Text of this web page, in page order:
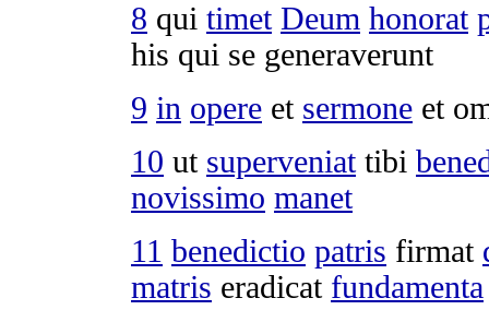
8 qui timet Deum honorat
his qui se generaverunt
9 in opere et sermone et
10 ut superveniattibi
novissimo manet
11 benedictio patris firmat
matris eradicat fundamenta